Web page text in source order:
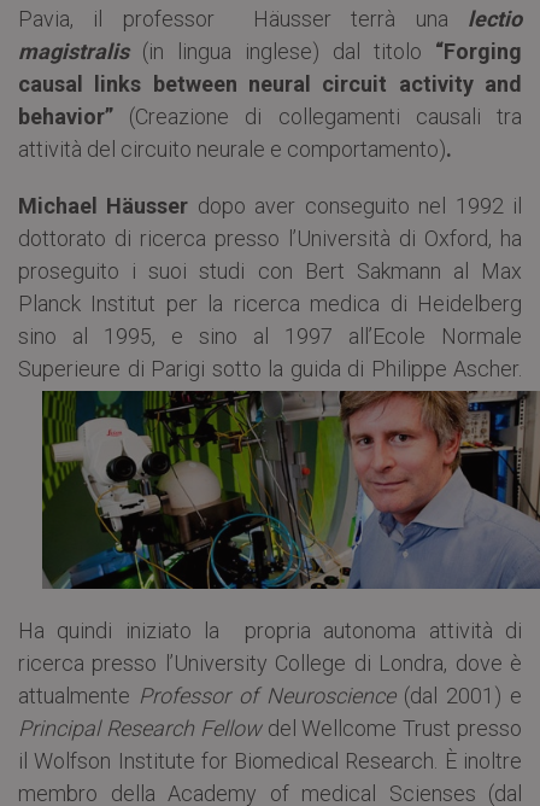
Pavia, il professor Häusser terrà una lectio
magistralis(in lingua inglese) dal titolo “Forging
causal links between neural circuit activity and
behavior” (Creazione di collegamenti causali tra
attività del circuito neurale e comportamento).
Michael Häusser dopo aver conseguito nel 1992 il
dottorato di ricerca presso l’Università di Oxford, ha
proseguito i suoi studi con Bert Sakmann al Max
Planck Institut per la ricerca medica di Heidelberg
sino al 1995, e sino al 1997 all’Ecole Normale
Superieure di Parigi sotto la guida di Philippe Ascher.
Ha quindi iniziato la propria autonoma attività di
ricerca presso l’University College di Londra, dove è
attualmente Professor of Neuroscience(dal 2001) e
Principal Research Fellowdel Wellcome Trust presso
il Wolfson Institute for Biomedical Research. È inoltre
membro della Academy of medical Scienses (dal